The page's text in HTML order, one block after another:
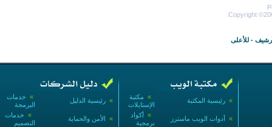
Copyright
- للأعلى
» خدمات
البرمجة
» رئيسية الدليل
» خدمات
التصميم
» الأمن والحماية
» مكتبة
الإستايلات
» رئيسية المكتبة
» أكواد
برمجية
» أدوات الويب ماسترز